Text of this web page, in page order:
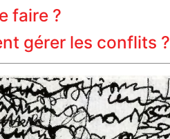
faire ?
gérer les conflits ?